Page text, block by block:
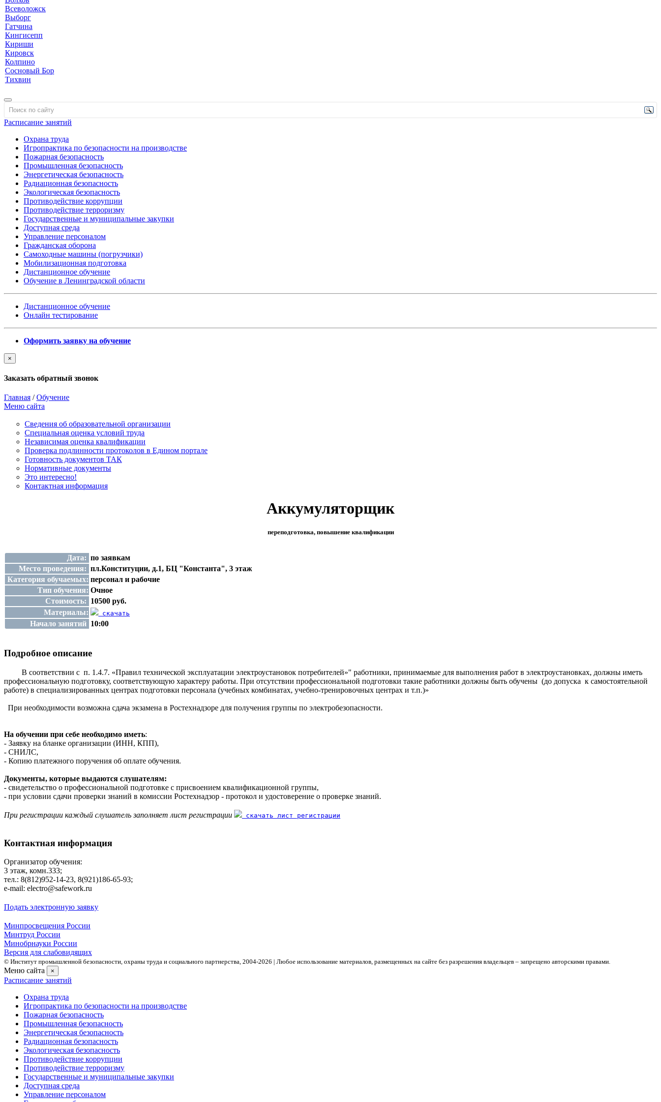
Всеволожск
Выборг
Гатчина
Кингисепп
Кириши
Кировск
Колпино
Сосновый Бор
Тихвин
Расписание занятий
Охрана труда
Игропрактика по безопасности на производстве
Пожарная безопасность
Промышленная безопасность
Энергетическая безопасность
Радиационная безопасность
Экологическая безопасность
Противодействие коррупции
Противодействие терроризму
Государственные и муниципальные закупки
Доступная среда
Управление персоналом
Гражданская оборона
Самоходные машины (погрузчики)
Мобилизационная подготовка
Дистанционное обучение
Обучение в Ленинградской области
Дистанционное обучение
Онлайн тестирование
Оформить заявку на обучение
×
Заказать обратный звонок
Главная /Обучение
Меню сайта
Сведения об образовательной организации
Cпециальная оценка условий труда
Независимая оценка квалификации
Проверка подлинности протоколов в Едином портале
Готовность документов ТАК
Нормативные документы
Это интересно!
Контактная информация
Аккумуляторщик
переподготовка, повышение квалификации
Дата: по заявкам
Место проведения: пл.Конституции, д.1, БЦ "Константа", 3 этаж
Категория обучаемых: персонал и рабочие
Тип обучения: Очное
Стоимость: 10500 руб.
Материалы:
скачать
Начало занятий 10:00
Подробное описание
В соответствии с п. 1.4.7. «Правил технической эксплуатации электроустановок потребителей»" работники, принимаемые для выполнения работ в электроустановках, должны иметь
профессиональную подготовку, соответствующую характеру работы. При отсутствии профессиональной подготовки такие работники должны быть обучены (до допуска к самостоятельной
работе) в специализированных центрах подготовки персонала (учебных комбинатах, учебно-тренировочных центрах и т.п.)»
При необходимости возможна сдача экзамена в Ростехнадзоре для получения группы по электробезопасности.
На обучении при себе необходимо иметь:
- Заявку на бланке организации (ИНН, КПП),
- СНИЛС,
- Копию платежного поручения об оплате обучения.
Документы, которые выдаются слушателям:
- cвидетельство о профессиональной подготовке с присвоением квалификационной группы,
- при условии сдачи проверки знаний в комиссии Ростехнадзор - протокол и удостоверение о проверке знаний.
При регистрации каждый слушатель заполняет лист регистрации скачать лист регистрации
Контактная информация
Организатор обучения:
3 этаж, комн.333;
тел.: 8(812)952-14-23, 8(921)186-65-93;
е-mаil: electro@safework.ru
Подать электронную заявку
Минпросвещения России
Минтруд России
Минобрнауки России
Версия для слабовидящих
© Институт промышленной безопасности, охраны труда и социального партнерства, 2004- 2026 | Любое использование материалов, размещенных на сайте без разрешения владельцев – запрещено авторскими правами.
Меню сайта ×
Расписание занятий
Охрана труда
Игропрактика по безопасности на производстве
Пожарная безопасность
Промышленная безопасность
Энергетическая безопасность
Радиационная безопасность
Экологическая безопасность
Противодействие коррупции
Противодействие терроризму
Государственные и муниципальные закупки
Доступная среда
Управление персоналом